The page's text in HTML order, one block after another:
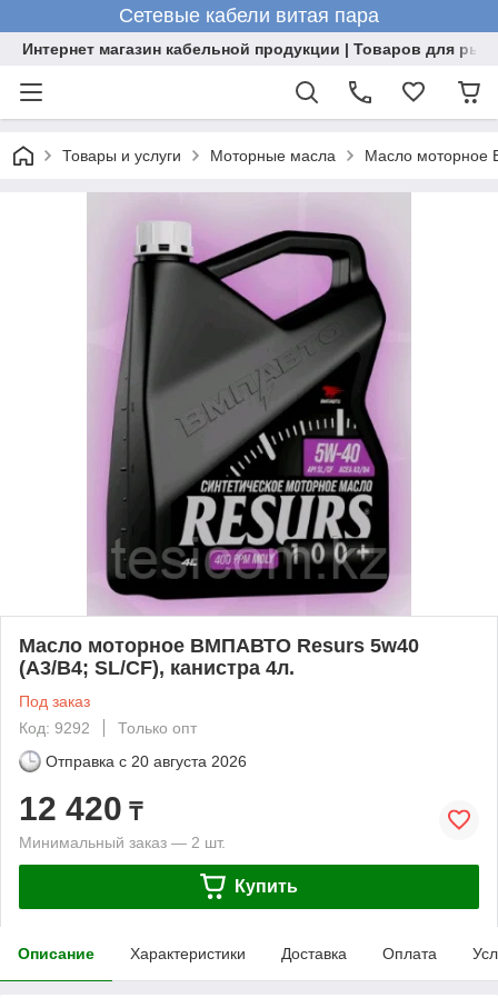
Сетевые кабели витая пара
Интернет магазин кабельной продукции | Товаров для
Товары и услуги Моторные масла Масло моторное
Масло моторное ВМПАВТО Resurs 5w40
(A3/B4; SL/CF), канистра 4л.
Под заказ
Код: 9292
Только опт
Отправка с 20 августа 2026
12 420 ₸
Минимальный заказ — 2 шт.
Купить
Описание Характеристики Доставка Оплата